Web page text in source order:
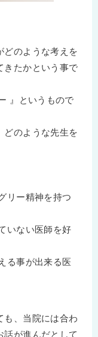
どのような考えを
きたかという事で
』というもので
どのような先生を
リー精神を持つ
いない医師を好
る事が出来る医
、当院には合わ
話が進んだとして